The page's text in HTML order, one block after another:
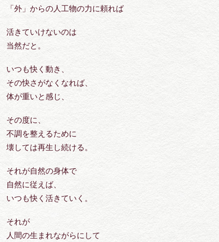
「外」からの人工物の力に頼れば
活きていけないのは
当然だと。
いつも快く動き、
その快さがなくなれば、
体が重いと感じ、
その度に、
不調を整えるために
壊しては再生し続ける。
それが自然の身体で
自然に従えば、
いつも快く活きていく。
それが
人間の生まれながらにして